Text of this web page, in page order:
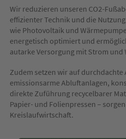
Wir reduzieren unseren CO2-
effizienter Technik und die
wie Photovoltaik und
energetisch optimiert und
autarke Versorgung mit Strom und
Zudem setzen wir auf durchdachte
emissionsarme Abluftanlagen,
direkte Zuführung recycelbarer
Papier- und Folienpressen –
Kreislaufwirtschaft.